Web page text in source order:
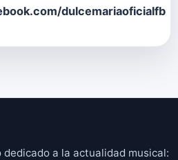
dulcemariaoficialfb
dedicado a la actualidad musical: